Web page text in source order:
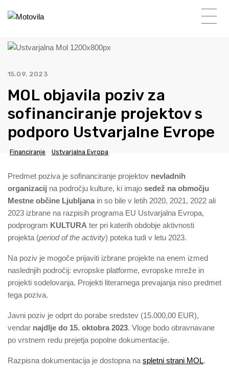
15.09. 2023
MOL objavila poziv za
sofinanciranje projektov s
podporo Ustvarjalne Evrope
Financiranje Ustvarjalna Evropa
Predmet poziva je sofinanciranje projektov nevladnih
organizacij na področju kulture, ki imajo sedež na območju
Mestne občine Ljubljana in so bile v letih 2020, 2021, 2022 ali
2023 izbrane na razpisih programa EU Ustvarjalna Evropa,
podprogram KULTURA ter pri katerih obdobje aktivnosti
projekta (period of the activity) poteka tudi v letu 2023.
Na poziv je mogoče prijaviti izbrane projekte na enem izmed
naslednjih področij: evropske platforme, evropske mreže in
projekti sodelovanja. Projekti literarnega prevajanja niso predmet
tega poziva.
Javni poziv je odprt do porabe sredstev (15.000,00 EUR),
vendar najdlje do 15. oktobra 2023. Vloge bodo obravnavane
po vrstnem redu prejetja popolne dokumentacije.
Razpisna dokumentacija je dostopna na spletni strani MOL.